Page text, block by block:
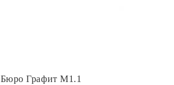
Бюро Графит М1.1